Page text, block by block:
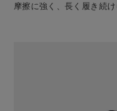
摩擦に強く、長く履き続